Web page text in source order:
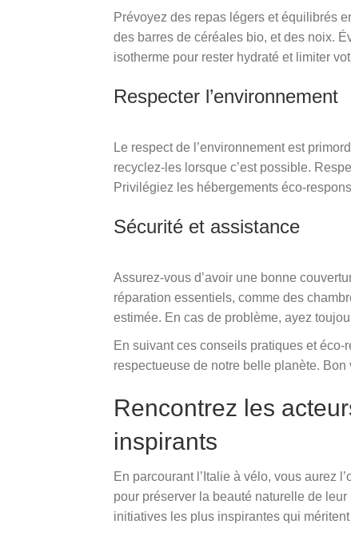
Prévoyez des repas légers et équilibrés
des barres de céréales bio, et des noix.
isotherme pour rester hydraté et limiter
Respecter l’environnement
Le respect de l’environnement est
recyclez-les lorsque c’est possible.
Privilégiez les hébergements éco-
Sécurité et assistance
Assurez-vous d’avoir une bonne
réparation essentiels, comme des
estimée. En cas de problème, ayez
En suivant ces conseils pratiques et
respectueuse de notre belle planète. Bon
Rencontrez les
inspirants
En parcourant l’Italie à vélo, vous aurez
pour préserver la beauté naturelle de
initiatives les plus inspirantes qui méritent